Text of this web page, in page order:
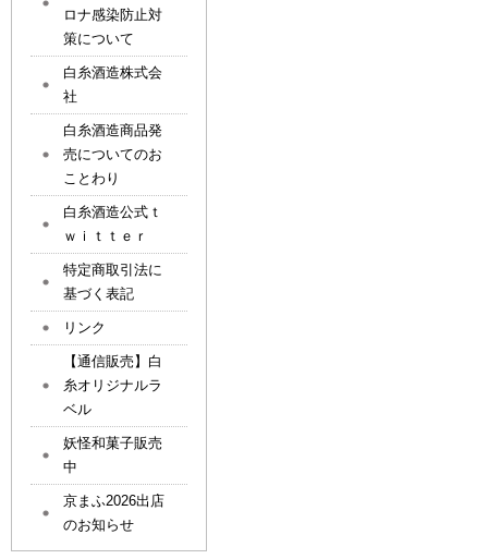
ロナ感染防止対
策について
白糸酒造株式会
社
白糸酒造商品発
売についてのお
ことわり
白糸酒造公式ｔ
ｗｉｔｔｅｒ
特定商取引法に
基づく表記
リンク
【通信販売】白
糸オリジナルラ
ベル
妖怪和菓子販売
中
京まふ2026出店
のお知らせ